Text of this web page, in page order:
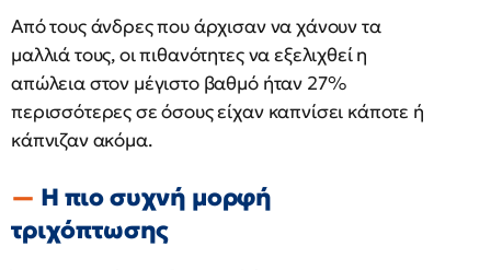
Από τους άνδρες που άρχισαν να χάνουν τα
μαλλιά τους, οι πιθανότητες να εξελιχθεί η
απώλεια στον μέγιστο βαθμό ήταν 27%
περισσότερες σε όσους είχαν καπνίσει κάποτε ή
κάπνιζαν ακόμα.
Η πιο συχνή μορφή
τριχόπτωσης